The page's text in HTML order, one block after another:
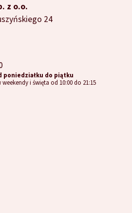
z o.o.
24
do piątku
weekendy i święta od 10:00 do 21:15